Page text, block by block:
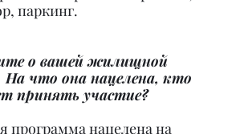
паркинг.
о вашей жилищной
На что она нацелена, кто
принять участие?
нацелена на